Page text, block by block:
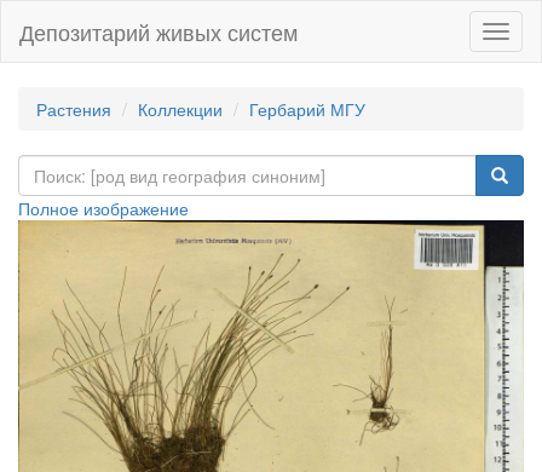
Депозитарий живых систем
Растения Коллекции Гербарий МГУ
Полное изображение